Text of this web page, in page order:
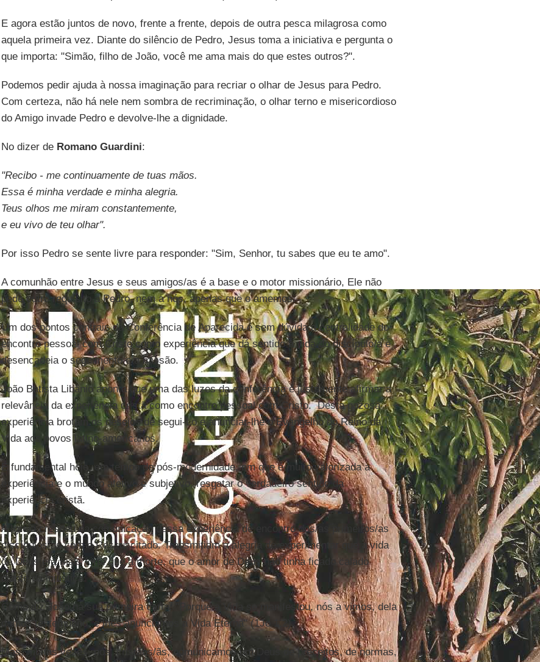
E agora estão juntos de novo, frente a frente, depois de outra pesca milagrosa como
aquela primeira vez. Diante do silêncio de Pedro, Jesus toma a iniciativa e pergunta o
que importa: "Simão, filho de João, você me ama mais do que estes outros?".
Podemos pedir ajuda à nossa imaginação para recriar o olhar de Jesus para Pedro.
Com certeza, não há nele nem sombra de recriminação, o olhar terno e misericordioso
do Amigo invade Pedro e devolve-lhe a dignidade.
No dizer deRomano Guardini:
"Recibo - me continuamente de tuas mãos.
Essa é minha verdade e minha alegria.
Teus olhos me miram constantemente,
e eu vivo de teu olhar".
Por isso Pedro se sente livre para responder: "Sim, Senhor, tu sabes que eu te amo".
A comunhão entre Jesus e seus amigos/as é a base e o motor missionário, Ele não
pede outro requisito a Pedro, nem a nós, apenas que o amemos.
Um dos pontos centrais da Conferência de Aparecida é sem dúvida a centralidade do
encontro pessoal com Cristo como experiência que dá sentido à vida do discípulo/a e
desencadeia o seguimento e a missão.
João Batista Libânio aponta que uma das luzes da conferência é justamente afirmar a
relevância da experiência cristã como encontro pessoal com Cristo. Desta gozosa
experiência brotam os desejos de segui-Lo e anunciar-lhe o Evangelho do Reino da
Vida aos povos latino-americanos.
É fundamental hoje, em tempo de pós-modernidade, em que é muito valorizada a
experiência e o mundo afetivo e subjetivo, resgatar o verdadeiro sentido da
experiência cristã.
A Igreja cresceu na comunicação dessa experiência de encontro dos/as primeiros/as
discípulos/as com o Ressuscitado. Transmitiam a alegria de experimentar que a vida
de Deus era mais forte que a morte, que o amor de Deus não tinha ficado calado
diante da injustiça.
Como diz João na sua primeira carta: "Porque a Vida se manifestou, nós a vimos, dela
damos testemunho, e lhes anunciamos a Vida Eterna" (1Jo 1,2).
Mas, muitas vezes, nós, cristãos/ãs, comunicamos um Deus de preceitos, de normas,